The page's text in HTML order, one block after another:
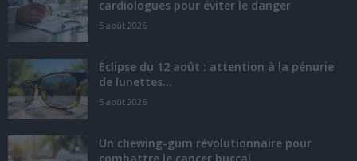
cardiologues pour éviter le danger
5 août 2026
Éclipse du 12 août : attention à la pénurie
de lunettes...
5 août 2026
Un chewing-gum révolutionnaire pour